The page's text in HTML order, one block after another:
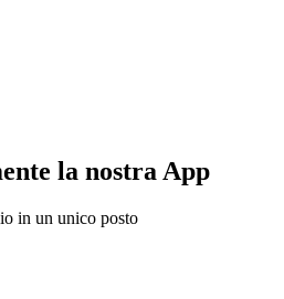
la nostra App
in un unico posto